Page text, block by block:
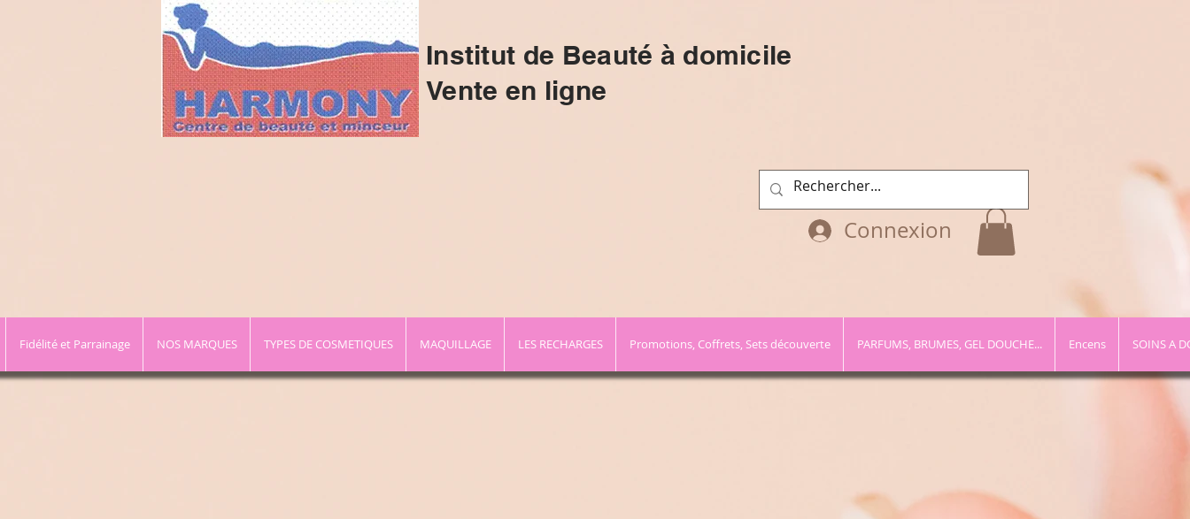
Institut de Beauté à domicile
Vente en ligne
Connexion
Fidélité et Parrainage NOS MARQUES TYPES DE COSMETIQUES MAQUILLAGE LES RECHARGES Promotions, Coffrets, Sets découverte PARFUMS, BRUMES, GEL DOUCHE... Encens SOINS A